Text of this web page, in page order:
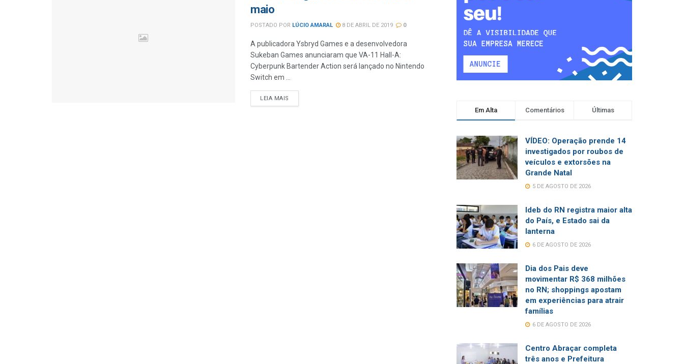
maio
POSTADO POR LÚCIO AMARAL 8 DE ABRIL DE 2019 0
A publicadora Ysbryd Games e a desenvolvedora
Sukeban Games anunciaram que VA-11 Hall-A:
Cyberpunk Bartender Action será lançado no Nintendo
Switch em ...
LEIA MAIS
Em Alta Comentários Últimas
VÍDEO: Operação prende 14
investigados por roubos de
veículos e extorsões na
Grande Natal
5 DE AGOSTO DE 2026
Ideb do RN registra maior alta
do País, e Estado sai da
lanterna
6 DE AGOSTO DE 2026
Dia dos Pais deve
movimentar R$ 368 milhões
no RN; shoppings apostam
em experiências para atrair
famílias
6 DE AGOSTO DE 2026
Centro Abraçar completa
três anos e Prefeitura